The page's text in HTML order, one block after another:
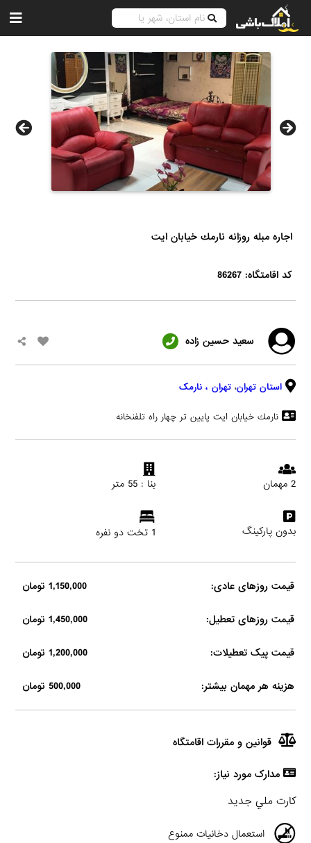
اجاره مبله روزانه نارمك خيابان ايت
کد اقامتگاه: 86267
سعيد حسين زاده
استان تهران، تهران ، نارمک
نارمك خيابان ايت پايين تر چهار راه تلفنخانه
2 مهمان بنا : 55 متر
بدون پارکینگ 1 تخت دو نفره
قیمت روزهای عادی: 1,150,000 تومان
قیمت روزهای تعطیل: 1,450,000 تومان
قیمت پیک تعطیلات: 1,200,000 تومان
هزینه هر مهمان بیشتر: 500,000 تومان
قوانین و مقررات اقامتگاه
مدارک مورد نیاز:
كارت ملي جديد
استعمال دخانیات ممنوع